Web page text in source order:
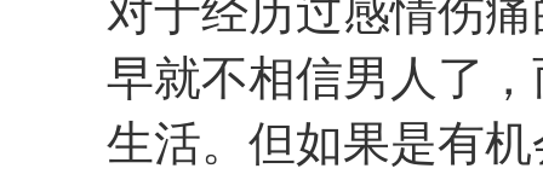
对于经历过感情伤
早就不相信男人了
生活。但如果是有